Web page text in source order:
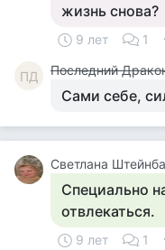
жизнь снова?
9 лет 1
ПД Последний
Сами себе,
Светлана
Специально
отвлекаться.
9 лет 1